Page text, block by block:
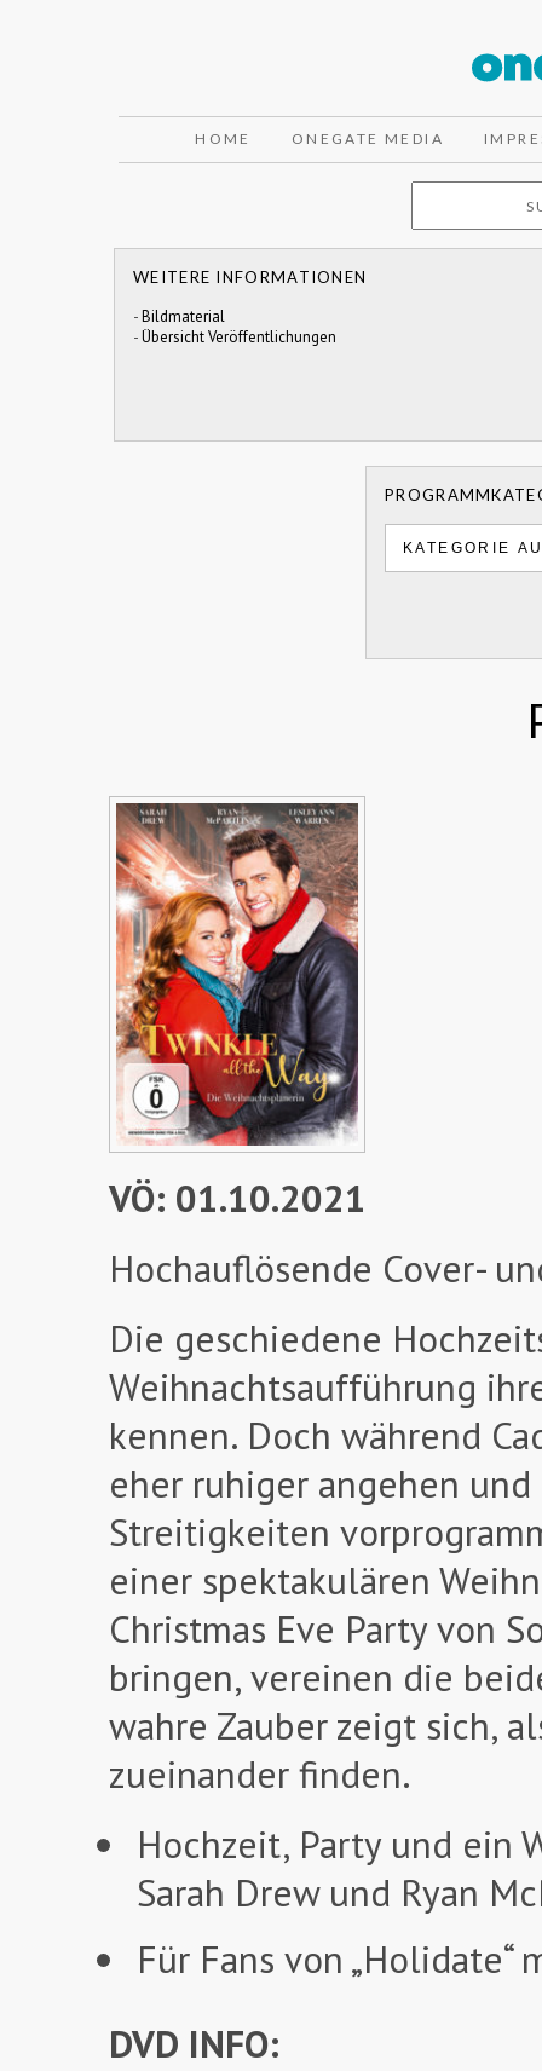
HOME ONEGATE MEDIA
WEITERE INFORMATIONEN
-Bildmaterial
-Übersicht Veröffentlichungen
VÖ: 01.10.2021
Hochauflösende Cover-
Die geschiedene
Weihnachtsaufführung
kennen. Doch während
eher ruhiger angehen
Streitigkeiten
einer spektakulären
Christmas Eve Party von
bringen, vereinen die
wahre Zauber zeigt sich,
zueinander finden.
Hochzeit, Party und ein
Sarah Drew und Ryan
Für Fans von „Holidate“
DVD INFO: